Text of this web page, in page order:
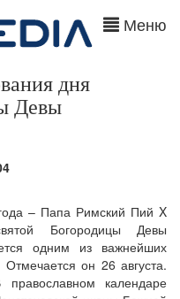
Меню
дня
Девы
– Папа Римский Пий X
Богородицы Девы
одним из важнейших
он 26 августа.
календаре